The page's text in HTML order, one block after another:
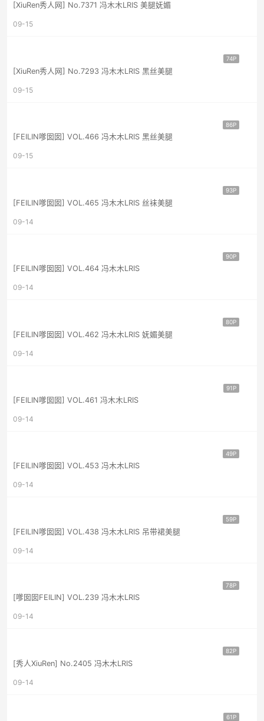
[XiuRen秀人网] No.7371 冯木木LRIS 美腿妩媚
09-15
74P
[XiuRen秀人网] No.7293 冯木木LRIS 黑丝美腿
09-15
86P
[FEILIN嗲囡囡] VOL.466 冯木木LRIS 黑丝美腿
09-15
93P
[FEILIN嗲囡囡] VOL.465 冯木木LRIS 丝袜美腿
09-14
90P
[FEILIN嗲囡囡] VOL.464 冯木木LRIS
09-14
80P
[FEILIN嗲囡囡] VOL.462 冯木木LRIS 妩媚美腿
09-14
91P
[FEILIN嗲囡囡] VOL.461 冯木木LRIS
09-14
49P
[FEILIN嗲囡囡] VOL.453 冯木木LRIS
09-14
59P
[FEILIN嗲囡囡] VOL.438 冯木木LRIS 吊带裙美腿
09-14
78P
[嗲囡囡FEILIN] VOL.239 冯木木LRIS
09-14
82P
[秀人XiuRen] No.2405 冯木木LRIS
09-14
61P